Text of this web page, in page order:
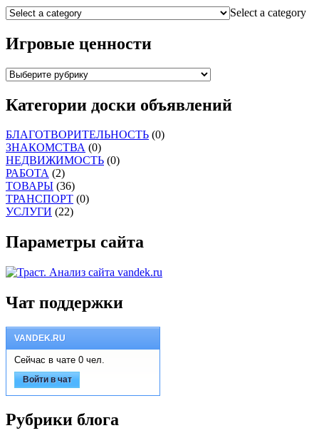
Select a category
Игровые ценности
Категории доски объявлений
БЛАГОТВОРИТЕЛЬНОСТЬ (0)
ЗНАКОМСТВА (0)
НЕДВИЖИМОСТЬ (0)
РАБОТА (2)
ТОВАРЫ (36)
ТРАНСПОРТ (0)
УСЛУГИ (22)
Параметры сайта
Чат поддержки
VANDEK.RU
Сейчас в чате 0 чел.
Войти в чат
Рубрики блога